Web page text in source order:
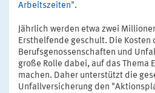
Arbeitszeiten".
Jährlich werden etwa zwei
Ersthelfende geschult. Die Kosten
Berufsgenossenschaften und
große Rolle dabei, auf das Thema
machen. Daher unterstützt die
Unfallversicherung den